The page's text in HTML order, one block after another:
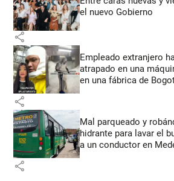
el nuevo Gobierno
share
Empleado extranjero
atrapado en una
en una fábrica de
share
Mal parqueado y
hidrante para lavar el
a un conductor en
share